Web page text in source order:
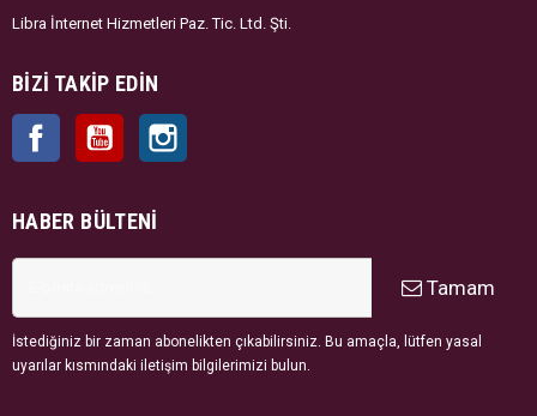
Libra İnternet Hizmetleri Paz. Tic. Ltd. Şti.
BIZI TAKIP EDIN
Facebook YouTube
HABER BÜLTENI
Tamam
İstediğiniz bir zaman abonelikten çıkabilirsiniz. Bu amaçla, lütfen yasal
uyarılar kısmındaki iletişim bilgilerimizi bulun.